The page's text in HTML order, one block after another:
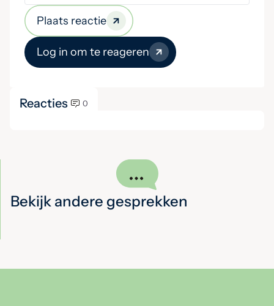
Plaats reactie
Log in om te reageren
Reacties 0
Bekijk andere gesprekken